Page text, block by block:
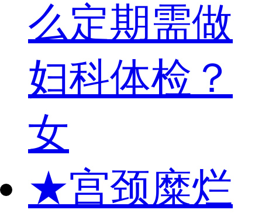
么定期需做
妇科体检？
女
★宫颈糜烂